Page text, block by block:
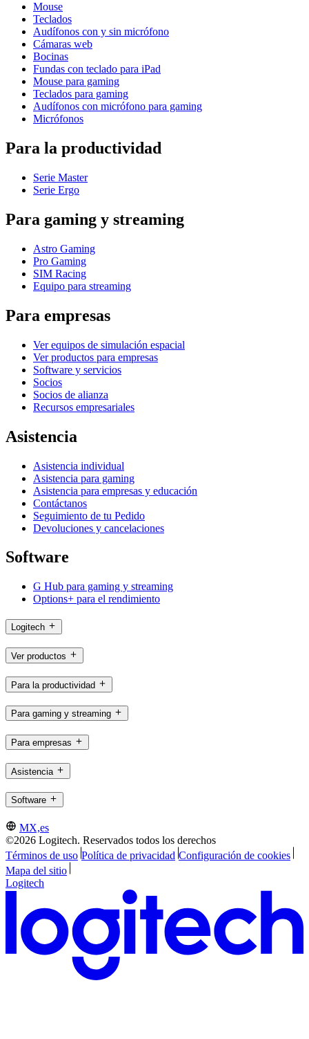
Mouse
Teclados
Audífonos con y sin micrófono
Cámaras web
Bocinas
Fundas con teclado para iPad
Mouse para gaming
Teclados para gaming
Audífonos con micrófono para gaming
Micrófonos
Para la productividad
Serie Master
Serie Ergo
Para gaming y streaming
Astro Gaming
Pro Gaming
SIM Racing
Equipo para streaming
Para empresas
Ver equipos de simulación espacial
Ver productos para empresas
Software y servicios
Socios
Socios de alianza
Recursos empresariales
Asistencia
Asistencia individual
Asistencia para gaming
Asistencia para empresas y educación
Contáctanos
Seguimiento de tu Pedido
Devoluciones y cancelaciones
Software
G Hub para gaming y streaming
Options+ para el rendimiento
Logitech
Ver productos
Para la productividad
Para gaming y streaming
Para empresas
Asistencia
Software
MX,es
©2026 Logitech. Reservados todos los derechos
Términos de uso Política de privacidad Configuración de cookies
Mapa del sitio
Logitech